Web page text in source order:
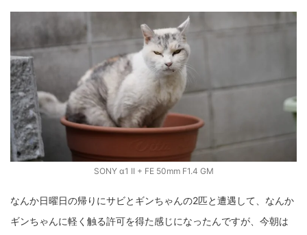
SONY α1 II + FE 50mm F1.4 GM
なんか日曜日の帰りにサビとギンちゃんの2匹と遭遇して、なんか
ギンちゃんに軽く触る許可を得た感じになったんですが、今朝は